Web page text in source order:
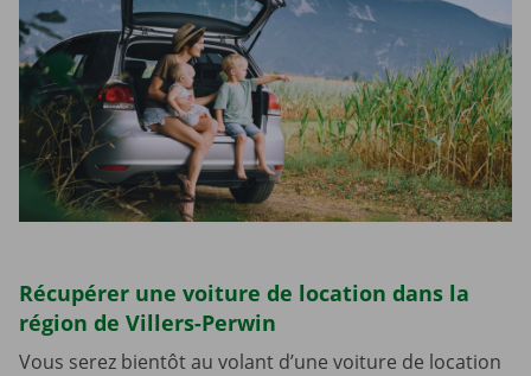
Récupérer une voiture de location dans la
région de Villers-Perwin
Vous serez bientôt au volant d’une voiture de location